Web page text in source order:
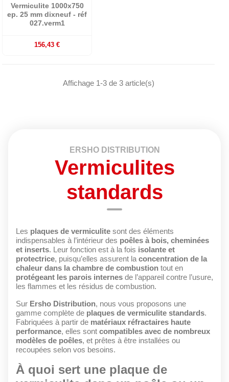
Vermiculite 1000x750
ep. 25 mm dixneuf - réf
027.verm1
156,43 €
Affichage 1-3 de 3 article(s)
ERSHO DISTRIBUTION
Vermiculites
standards
Les plaques de vermiculite sont des éléments
indispensables à l’intérieur des poêles à bois, cheminées
et inserts. Leur fonction est à la fois isolante et
protectrice, puisqu’elles assurent la concentration de la
chaleur dans la chambre de combustion tout en
protégeant les parois internes de l’appareil contre l’usure,
les flammes et les résidus de combustion.
Sur Ersho Distribution, nous vous proposons une
gamme complète de plaques de vermiculite standards.
Fabriquées à partir de matériaux réfractaires haute
performance, elles sont compatibles avec de nombreux
modèles de poêles, et prêtes à être installées ou
recoupées selon vos besoins.
À quoi sert une plaque de